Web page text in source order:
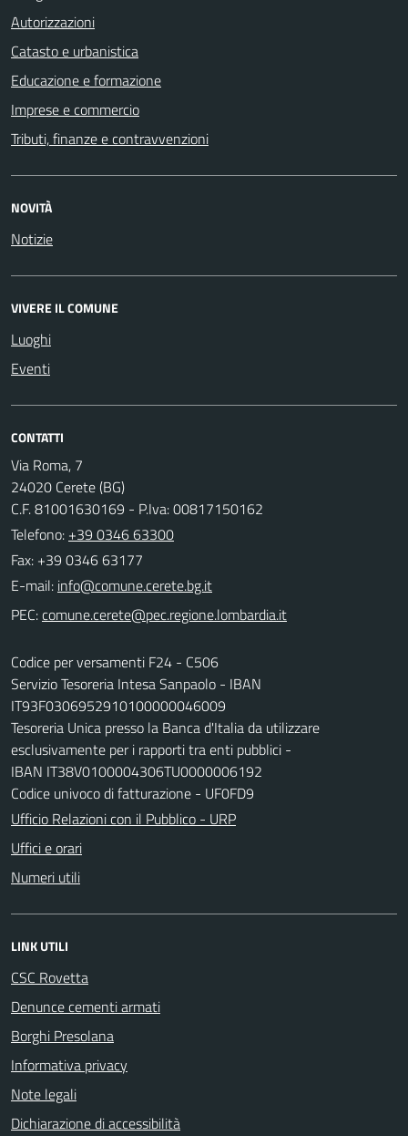
Autorizzazioni
Catasto e urbanistica
Educazione e formazione
Imprese e commercio
Tributi, finanze e contravvenzioni
NOVITÀ
Notizie
VIVERE IL COMUNE
Luoghi
Eventi
CONTATTI
Via Roma, 7
24020 Cerete (BG)
C.F. 81001630169 - P.Iva: 00817150162
Telefono: +39 0346 63300
Fax: +39 0346 63177
E-mail:
PEC:
Codice per versamenti F24 - C506
Servizio Tesoreria Intesa Sanpaolo - IBAN
IT93F0306952910100000046009
Tesoreria Unica presso la Banca d'Italia da utilizzare
esclusivamente per i rapporti tra enti pubblici -
IBAN IT38V0100004306TU0000006192
Codice univoco di fatturazione - UF0FD9
Ufficio Relazioni con il Pubblico - URP
Uffici e orari
Numeri utili
LINK UTILI
CSC Rovetta
Denunce cementi armati
Borghi Presolana
Informativa privacy
Note legali
Dichiarazione di accessibilità